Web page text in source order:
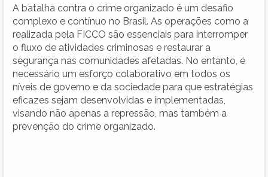
A batalha contra o crime organizado é um desafio
complexo e contínuo no Brasil. As operações como a
realizada pela FICCO são essenciais para interromper
o fluxo de atividades criminosas e restaurar a
segurança nas comunidades afetadas. No entanto, é
necessário um esforço colaborativo em todos os
níveis de governo e da sociedade para que estratégias
eficazes sejam desenvolvidas e implementadas,
visando não apenas a repressão, mas também a
prevenção do crime organizado.